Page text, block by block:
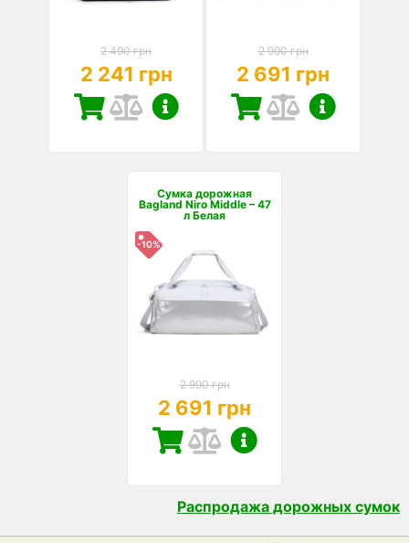
2 490 грн
2 241 грн
2 990 грн
2 691 грн
Сумка дорожная
Bagland Niro Middle – 47
л Белая
-10%
2 990 грн
2 691 грн
Распродажа дорожных сумок